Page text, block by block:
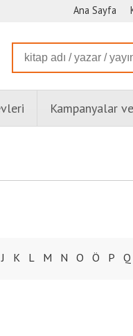
Ana Sayfa
Kampanyalar
J K L M N O Ö P Q